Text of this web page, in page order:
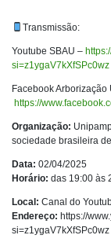
Transmissão:
Youtube SBAU –
si=z1ygaV7kXfSPc0wz
Facebook
https://
Organização:
sociedade brasileira
Data: 02/04/2025
Horário: das 19:00 às
Local: Canal do
Endereço: https://
si=z1ygaV7kXfSPc0wz